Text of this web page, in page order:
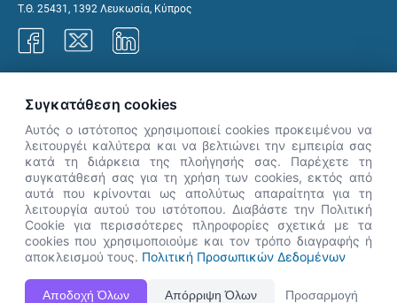
Τ.Θ. 25431, 1392 Λευκωσία, Κύπρος
Η Ιστοσελίδα ΑνΑΔ είναι πλήρως συμβατή με τις νεότερες εκδόσεις, Google Chrome, Mozilla Firefox,
Apple Safari καθώς και Internet Explorer.
👋 Καλώς ήρθες! Είμαι η Νόησις.
Πες μου πώς μπορώ να σε βοηθήσω
σήμερα.
Συγκατάθεση cookies
Αυτός ο ιστότοπος χρησιμοποιεί cookies προκειμένου να
λειτουργέι καλύτερα και να βελτιώνει την εμπειρία σας
κατά τη διάρκεια της πλοήγησής σας. Παρέχετε τη
συγκατάθεσή σας για τη χρήση των cookies, εκτός από
αυτά που κρίνονται ως απολύτως απαραίτητα για τη
λειτουργία αυτού του ιστότοπου. Διαβάστε την Πολιτική
Cookie για περισσότερες πληροφορίες σχετικά με τα
cookies που χρησιμοποιούμε και τον τρόπο διαγραφής ή
αποκλεισμού τους. Πολιτική Προσωπικών Δεδομένων
Αποδοχή Όλων Απόρριψη Όλων Προσαρμογή